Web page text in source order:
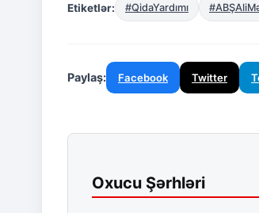
Etiketlər: #QidaYardımı
Paylaş: Facebook Twitter
Oxucu Şərhləri